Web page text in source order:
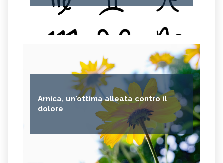
Arnica, un'ottima alleata contro il
dolore